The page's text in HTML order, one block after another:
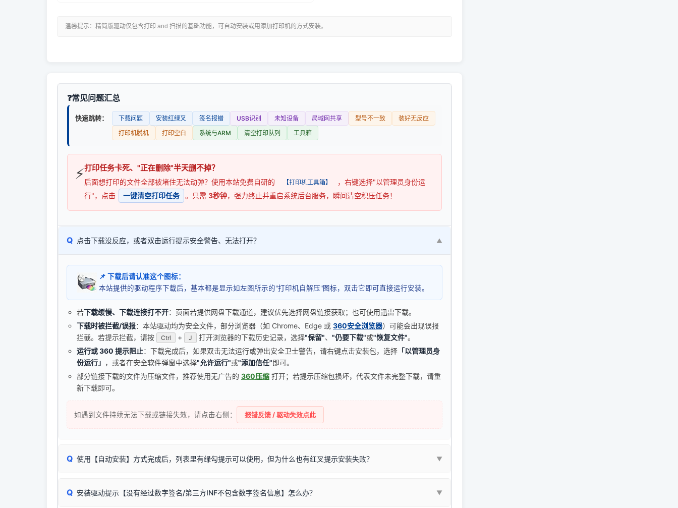
温馨提示：精简版驱动仅包含打印 and 扫描的基础功能，可自动安装或用添加打印机的方式安装。
常见问题汇总
快速跳转： 下载问题 安装红绿叉 签名报错 USB识别 未知设备 局域网共享 型号不一致
装好无反应
打印机脱机
打印空白 系统与ARM 清空打印队列 工具箱
⚡打印任务卡死、"正在删除"半天删不掉？
后面想打印的文件全部被堵住无法动弹？使用本站免费自研的 【打印机工具箱】
，右键选择"以管理员身份运
行"，点击
一键清空打印任务 。只需 3秒钟，强力终止并重启系统后台服务，瞬间清空积压任务！
Q 点击下载没反应，或者双击运行提示安全警告、无法打开？ ▼
📌 下载后请认准这个图标：
本站提供的驱动程序下载后，基本都是显示如左图所示的"打印机自解压"图标，双击它即可直接运行安装。
若下载缓慢、下载连接打不开：页面若提供网盘下载通道，建议优先选择网盘链接获取；也可使用迅雷下载。
下载时被拦截/误报：本站驱动均为安全文件，部分浏览器（如 Chrome、Edge 或 360安全浏览器）可能会出现误报
拦截。若提示拦截，请按
Ctrl + J 打开浏览器的下载历史记录，选择"保留"、 "仍要下载"或"恢复文件"。
运行或 360 提示阻止：下载完成后，如果双击无法运行或弹出安全卫士警告，请右键点击安装包，选择 「以管理员身
份运行」 ，或者在安全软件弹窗中选择"允许运行"或"添加信任"即可。
部分链接下载的文件为压缩文件，推荐使用无广告的 360压缩 打开；若提示压缩包损坏，代表文件未完整下载，请重
新下载即可。
如遇到文件持续无法下载或链接失效，请点击右侧： 报错反馈 / 驱动失效点此
Q 使用【自动安装】方式完成后，列表里有绿勾提示可以使用，但为什么也有红叉提示安装失败？ ▼
由于本站驱动包集成了32位和64位驱动，自动安装程序在运行时会检测您的系统位数，并只安装与系统相匹配的那一部
Q 安装驱动提示【没有经过数字签名/第三方INF不包含数字签名信息】怎么办？ ▼